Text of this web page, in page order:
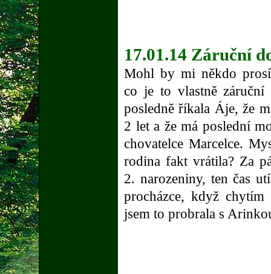
17.01.14 Záruční
Mohl by mi někdo
co je to vlastně záruční
posledně říkala Áje, že
2 let a že má poslední
chovatelce Marcelce.
rodina fakt vrátila? Za
2. narozeniny, ten čas
procházce, když
jsem to probrala s